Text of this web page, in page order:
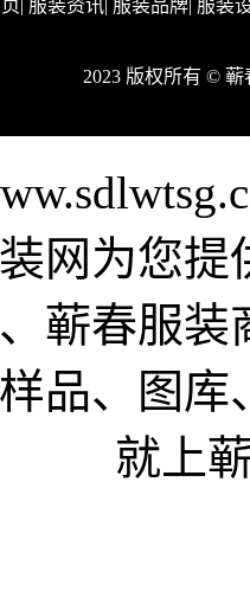
| 服装资讯| 服装品牌| 服装
2023 版权所有 ©
网为您
蕲春服
品、图
就上